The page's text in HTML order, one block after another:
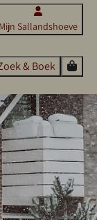
Mijn Sallandshoeve
& Boek